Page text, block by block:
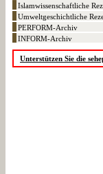
Islamwissenschaftliche
Umweltgeschichtliche
PERFORM-Archiv
INFORM-Archiv
Unterstützen Sie die